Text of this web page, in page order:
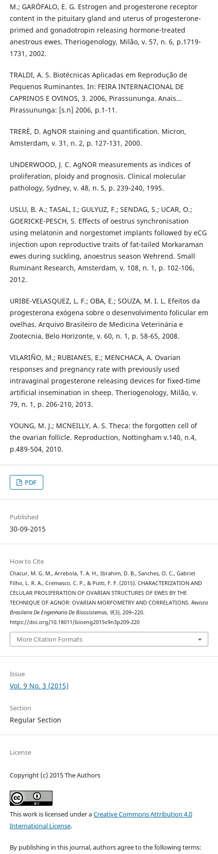
M.; GARÓFALO, E. G. Estrogen and progesterone receptor
content in the pituitary gland and uterus of progesterone-
primed and gonadotropin releasing hormone-treated
anestrous ewes. Theriogenology, Milão, v. 57, n. 6, p.1719-
1731, 2002.
TRALDI, A. S. Biotécnicas Aplicadas em Reprodução de
Pequenos Ruminantes. In: FEIRA INTERNACIONAL DE
CAPRINOS E OVINOS, 3. 2006, Pirassununga. Anais...
Pirassununga: [s.n] 2006, p.1-11.
TRERÈ, D. AgNOR staining and quantification. Micron,
Amsterdam, v. 31, n. 2, p. 127-131, 2000.
UNDERWOOD, J. C. AgNOR measurements as indices of
proliferation, ploidy and prognosis. Clinical molecular
pathology, Sydney, v. 48, n. 5, p. 239-240, 1995.
USLU, B. A.; TASAL, I.; GULYUZ, F.; SENDAG, S.; UCAR, O.;
GOERICKE-PESCH, S. Effects of oestrus synchronisation
using melatonin and norgestomet implants followed by eCG
injection upon reproductive traits of fat-tailed Morkaraman
ewes during suckling, anoestrus season Wehrend. Small
Ruminant Research, Amsterdam, v. 108, n. 1, p. 102-106,
2012.
URIBE-VELASQUEZ, L. F.; OBA, E.; SOUZA, M. I. L. Efeitos da
progesterona exógena sobre o desenvolvimento folicular em
ovelhas. Arquivo Brasileiro de Medicina Veterinária e
Zootecnia, Belo Horizonte, v. 60, n. 1, p. 58-65, 2008.
VILARIÑO, M.; RUBIANES, E.; MENCHACA, A. Ovarian
responses and pregnancy rate with previously used
intravaginal progesterone releasing devices for fixed-time
artificial insemination in sheep. Theriogenology, Milão, v.
79, n. 1, p. 206-210, 2013.
YOUNG, M. J.; MCNEILLY, A. S. Theca: the forgotten cell of
the ovarian follicle. Reproduction, Nottingham v.140, n.4,
p.489-504, 2010.
PDF
Published
30-09-2015
How to Cite
Chacur, M. G. M., Arrebola, T. A. H., Ibrahim, D. B., Sanches, O. C., Gabriel
Filho, L. R. A., Cremasco, C. P., & Putti, F. F. (2015). CHARACTERIZATION AND
CELULAR PROLIFERATION OF OVARIAN STRUCTURES OF EWES BY THE
TECHNIQUE OF AGNOR: OVARIAN MORFOMETRY AND CORRELATIONS. Revista
Brasileira De Engenharia De Biossistemas, 9(3), 209–220.
https://doi.org/10.18011/bioeng2015v9n3p209-220
More Citation Formats
Issue
Vol. 9 No. 3 (2015)
Section
Regular Section
License
Copyright (c) 2015 The Authors
This work is licensed under aCreative Commons Attribution 4.0
International License.
By publishing in this journal, authors agree to the following terms: